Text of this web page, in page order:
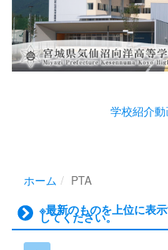
学校紹介
ホーム
PTA
※最新のものを上位に表
してください。